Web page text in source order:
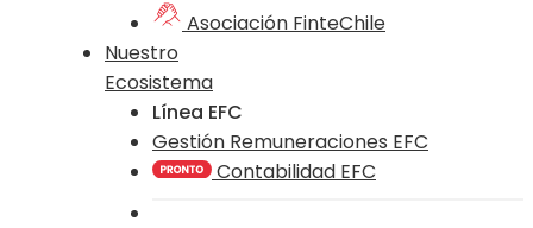
Asociación FinteChile
Nuestro
Ecosistema
Línea EFC
Gestión Remuneraciones EFC
Contabilidad EFC